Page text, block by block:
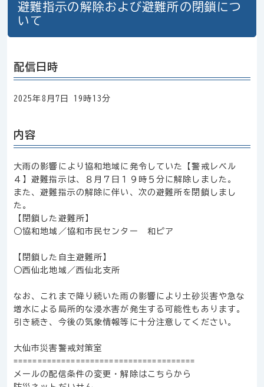
避難指示の解除および避難所の閉鎖につ
いて
配信日時
2025年8月7日 19時13分
内容
大雨の影響により協和地域に発令していた【警戒レベル
４】避難指示は、８月７日１９時５分に解除しました。
また、避難指示の解除に伴い、次の避難所を閉鎖しまし
た。
【閉鎖した避難所】
○協和地域／協和市民センター 和ピア
【閉鎖した自主避難所】
○西仙北地域／西仙北支所
なお、これまで降り続いた雨の影響により土砂災害や急な
増水による局所的な浸水害が発生する可能性もあります。
引き続き、今後の気象情報等に十分注意してください。
大仙市災害警戒対策室
======================================
メールの配信条件の変更・解除はこちらから